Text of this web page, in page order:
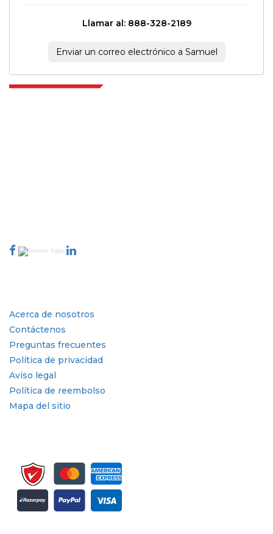
Llamar al: 888-328-2189
Enviar un correo electrónico a Samuel
Acerca de nosotros
Contáctenos
Preguntas frecuentes
Política de privacidad
Aviso legal
Política de reembolso
Mapa del sitio